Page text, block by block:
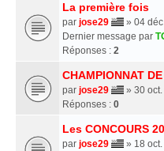
La première fois
par jose29
» 04
Dernier message par
Réponses : 2
CHAMPIONNAT
par jose29
» 30
Réponses : 0
Les CONCOURS
par jose29
» 18